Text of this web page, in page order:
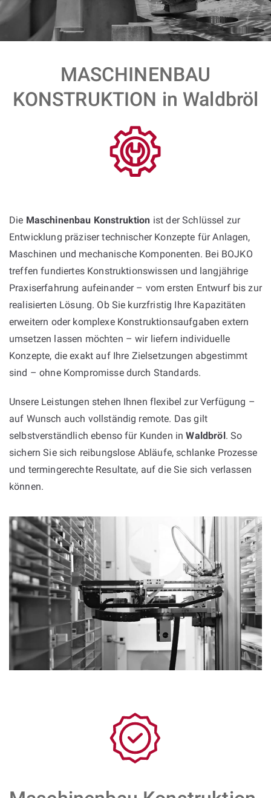
MASCHINENBAU
KONSTRUKTION in Waldbröl
Die Maschinenbau Konstruktion ist der Schlüssel zur
Entwicklung präziser technischer Konzepte für Anlagen,
Maschinen und mechanische Komponenten. Bei BOJKO
treffen fundiertes Konstruktionswissen und langjährige
Praxiserfahrung aufeinander – vom ersten Entwurf bis zur
realisierten Lösung. Ob Sie kurzfristig Ihre Kapazitäten
erweitern oder komplexe Konstruktionsaufgaben extern
umsetzen lassen möchten – wir liefern individuelle
Konzepte, die exakt auf Ihre Zielsetzungen abgestimmt
sind – ohne Kompromisse durch Standards.
Unsere Leistungen stehen Ihnen flexibel zur Verfügung –
auf Wunsch auch vollständig remote. Das gilt
selbstverständlich ebenso für Kunden inWaldbröl. So
sichern Sie sich reibungslose Abläufe, schlanke Prozesse
und termingerechte Resultate, auf die Sie sich verlassen
können.